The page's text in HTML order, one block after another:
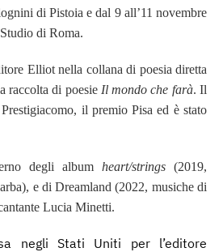
di Pistoia e dal 9 all’11 novembre
di Roma.
Elliot nella collana di poesia diretta
raccolta di poesie Il mondo che farà. Il
il premio Pisa ed è stato
degli album heart/strings (2019,
e di Dreamland (2022, musiche di
Lucia Minetti.
negli Stati Uniti per l’editore